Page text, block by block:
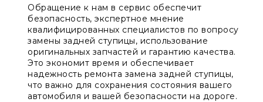
Обращение к нам в сервис обеспечит
безопасность, экспертное мнение
квалифицированных специалистов по вопросу
замены задней ступицы, использование
оригинальных запчастей и гарантию качества.
Это экономит время и обеспечивает
надежность ремонта замена задней ступицы,
что важно для сохранения состояния вашего
автомобиля и вашей безопасности на дороге.